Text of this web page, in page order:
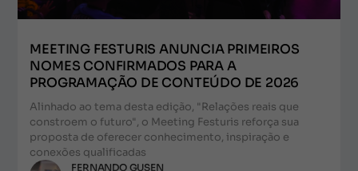
MEETING FESTURIS ANUNCIA PRIMEIROS
NOMES CONFIRMADOS PARA A
PROGRAMAÇÃO DE CONTEÚDO DE 2026
Alinhado ao tema desta edição, "Relações reais que
constroem o futuro", o Meeting Festuris reforça sua
proposta de oferecer conhecimento, inspiração e
conexões qualificadas
FERNANDO GUSEN